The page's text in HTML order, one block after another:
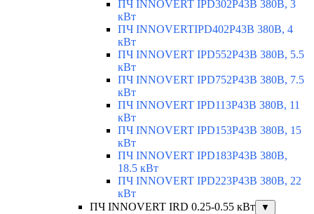
ПЧ INNOVERT IPD302P43B 380В, 3
кВт
ПЧ INNOVERTIPD402P43B 380В, 4
кВт
ПЧ INNOVERT IPD552P43B 380В, 5.5
кВт
ПЧ INNOVERT IPD752P43B 380В, 7.5
кВт
ПЧ INNOVERT IPD113P43B 380В, 11
кВт
ПЧ INNOVERT IPD153P43B 380В, 15
кВт
ПЧ INNOVERT IPD183P43B 380В,
18.5 кВт
ПЧ INNOVERT IPD223P43B 380В, 22
кВт
ПЧ INNOVERT IRD 0.25-0.55 кВт
▼